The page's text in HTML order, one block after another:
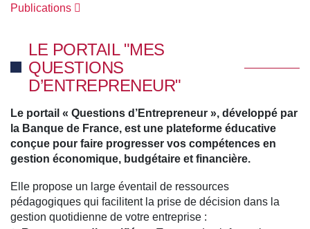
Publications
LE PORTAIL "MES
QUESTIONS
D’ENTREPRENEUR"
Le portail « Questions d’Entrepreneur », développé par
la Banque de France, est une plateforme éducative
conçue pour faire progresser vos compétences en
gestion économique, budgétaire et financière.
Elle propose un large éventail de ressources
pédagogiques qui facilitent la prise de décision dans la
gestion quotidienne de votre entreprise :